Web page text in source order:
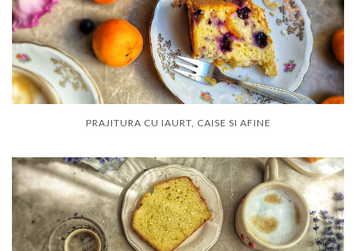
PRAJITURA CU IAURT, CAISE SI AFINE